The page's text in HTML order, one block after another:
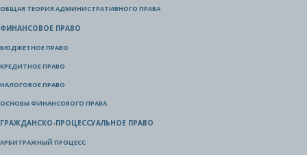
ОБЩАЯ ТЕОРИЯ АДМИНИСТРАТИВНОГО ПРАВА
ФИНАНСОВОЕ ПРАВО
БЮДЖЕТНОЕ ПРАВО
КРЕДИТНОЕ ПРАВО
НАЛОГОВОЕ ПРАВО
ОСНОВЫ ФИНАНСОВОГО ПРАВА
ГРАЖДАНСКО-ПРОЦЕССУАЛЬНОЕ ПРАВО
АРБИТРАЖНЫЙ ПРОЦЕСС